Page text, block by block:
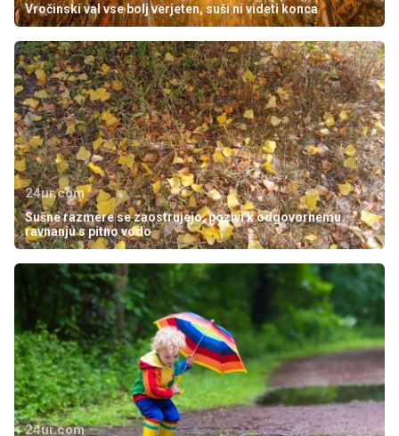
Vročinski val vse bolj verjeten, suši ni videti konca
24ur.com
Sušne razmere se zaostrujejo, pozivi k odgovornemu
ravnanju s pitno vodo
24ur.com